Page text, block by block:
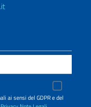
ai sensi del GDPR e del